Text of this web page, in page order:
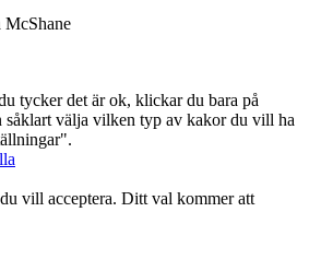
tycker det är ok, klickar du bara på
välja vilken typ av kakor du vill ha
vill acceptera. Ditt val kommer att